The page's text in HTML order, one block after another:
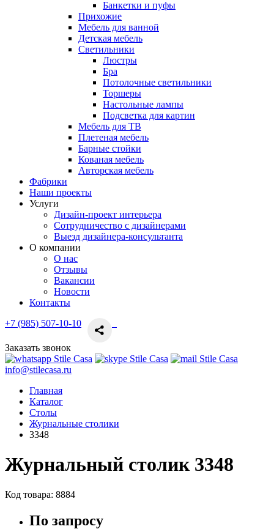
Банкетки и пуфы
Прихожие
Мебель для ванной
Детская мебель
Светильники
Люстры
Бра
Потолочные светильники
Торшеры
Настольные лампы
Подсветка для картин
Мебель для ТВ
Плетеная мебель
Барные стойки
Кованая мебель
Авторская мебель
Фабрики
Наши проекты
Услуги
Дизайн-проект интерьера
Сотрудничество с дизайнерами
Выезд дизайнера-консультанта
О компании
О нас
Отзывы
Вакансии
Новости
Контакты
+7 (985) 507-10-10
Заказать звонок
info@stilecasa.ru
Главная
Каталог
Столы
Журнальные столики
3348
Журнальный столик 3348
Код товара: 8884
По запросу